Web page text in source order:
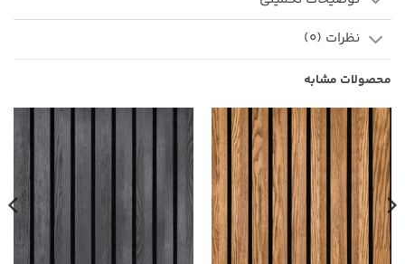
نظرات (0)
محصولات مشابه